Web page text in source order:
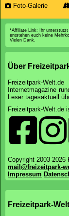
Foto-Galerie
*Affiliate Link: Ihr
entstehen euch keine
Vielen Dank.
Über
Freizeitpark-
Internetmagazine
Leser tagesaktuell
Freizeitpark-Welt.de
Copyright 2003-2026
mail@freizeitpark-
Impressum
Freizeitpark-